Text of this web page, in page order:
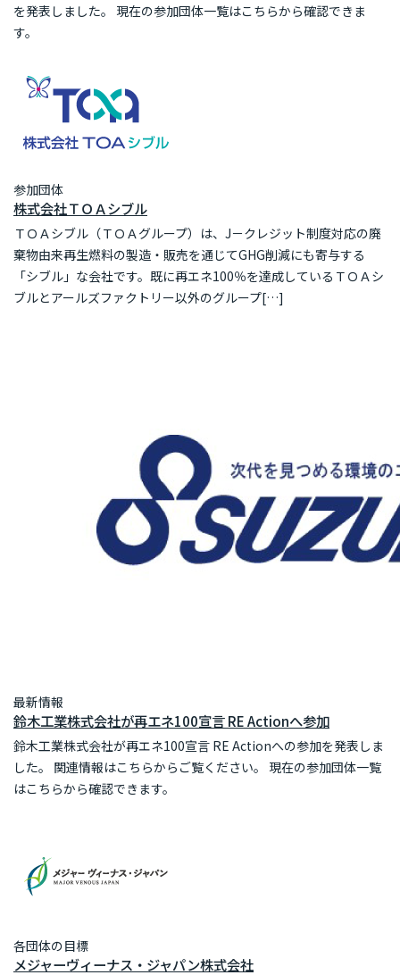
を発表しました。 現在の参加団体一覧はこちらから確認できま
す。
参加団体
株式会社ＴＯＡシブル
ＴＯＡシブル（ＴＯＡグループ）は、J－クレジット制度対応の廃
棄物由来再生燃料の製造・販売を通じてGHG削減にも寄与する
「シブル」な会社です。既に再エネ100％を達成しているＴＯＡシ
ブルとアールズファクトリー以外のグループ[…]
最新情報
鈴木工業株式会社が再エネ100宣言 RE Actionへ参加
鈴木工業株式会社が再エネ100宣言 RE Actionへの参加を発表しま
した。 関連情報はこちらからご覧ください。 現在の参加団体一覧
はこちらから確認できます。
各団体の目標
メジャーヴィーナス・ジャパン株式会社